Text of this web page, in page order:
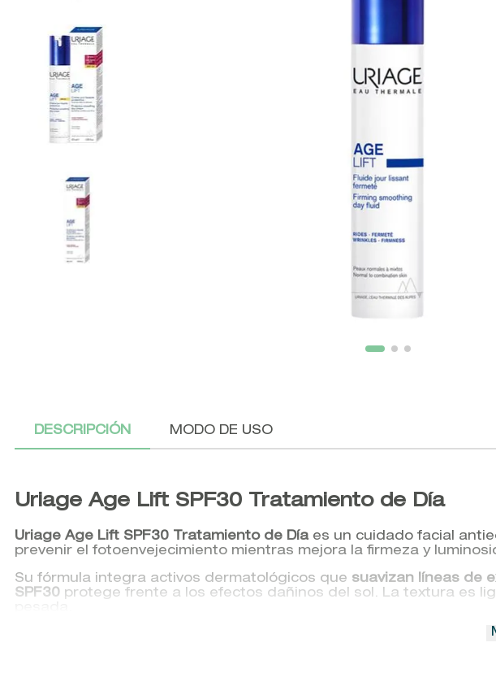
DESCRIPCIÓN MODO DE USO
Uriage Age Lift SPF30 Tratamiento de Día
Uriage Age Lift SPF30 Tratamiento de Día es un cuidado facial
prevenir el fotoenvejecimiento mientras mejora la firmeza y
Su fórmula integra activos dermatológicos que suavizan líneas de
SPF30 protege frente a los efectos dañinos del sol. La textura es
Este tratamiento es perfecto para quienes buscan una rutina